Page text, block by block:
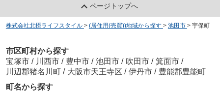
ページトップへ
株式会社北摂ライフスタイル > (居住用(売買))地域から探す > 池田市 > 宇保町
市区町村から探す
宝塚市 / 川西市 / 豊中市 / 池田市 / 吹田市 / 箕面市 /
川辺郡猪名川町 / 大阪市天王寺区 / 伊丹市 / 豊能郡豊能町
町名から探す